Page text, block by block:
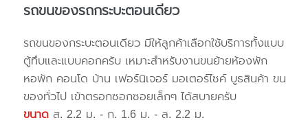
รถขนของรถกระบะตอนเดียว
รถขนของกระบะตอนเดียว มีให้ลูกค้าเลือกใช้บริการทั้งแบบ
ตู้ทึบและแบบคอกครับ เหมาะสำหรับงานขนย้ายห้องพัก
หอพัก คอนโด บ้าน เฟอร์นิเจอร์ มอเตอร์ไซค์ บูธสินค้า ขน
ของทั่วไป เข้าตรอกซอกซอยเล็กๆ ได้สบายครับ
ขนาด ส. 2.2 ม. - ก. 1.6 ม. - ล. 2.2 ม.